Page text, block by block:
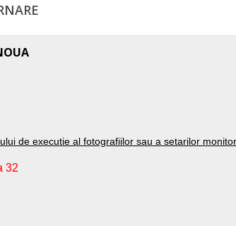
de executie al fotografiilor sau a setarilor
32